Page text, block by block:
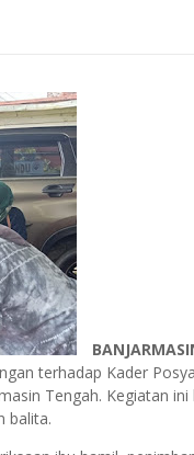
terhadap Kader
Tengah. Kegiatan
balita.